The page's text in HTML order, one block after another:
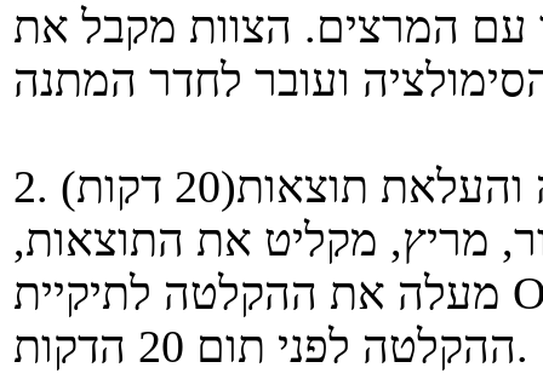
עם המרצים. הצוות מקבל את
מריץ, מקליט את התוצאות,
מעלה את ההקלטה לתיקיית OneDrive. יש להקפיד לעלות את
ההקלטה לפני תום 20 הדקות.